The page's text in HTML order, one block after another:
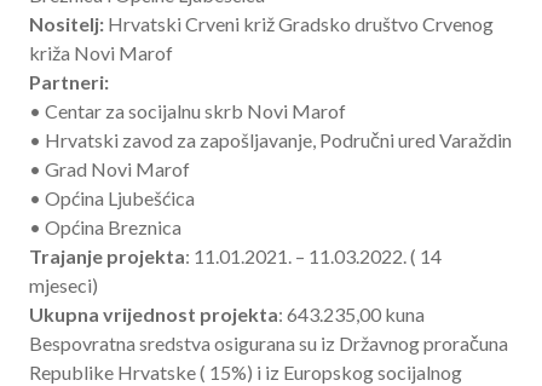
Nositelj: Hrvatski Crveni križ Gradsko društvo Crvenog
križa Novi Marof
Partneri:
• Centar za socijalnu skrb Novi Marof
• Hrvatski zavod za zapošljavanje, Područni ured Varaždin
• Grad Novi Marof
• Općina Ljubešćica
• Općina Breznica
Trajanje projekta: 11.01.2021. – 11.03.2022. ( 14
mjeseci)
Ukupna vrijednost projekta: 643.235,00 kuna
Bespovratna sredstva osigurana su iz Državnog proračuna
Republike Hrvatske ( 15%) i iz Europskog socijalnog